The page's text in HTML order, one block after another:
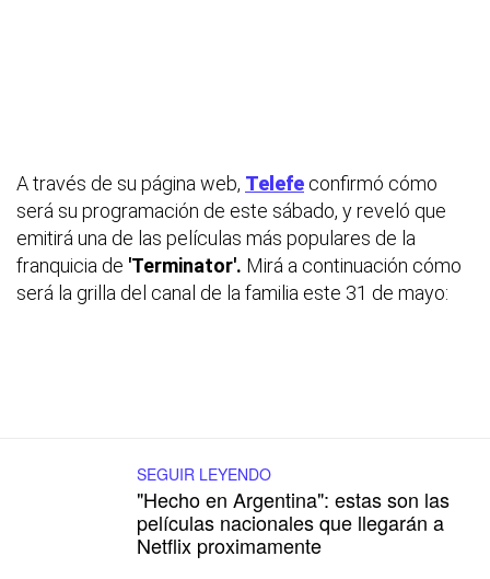
A través de su página web, Telefe confirmó cómo
será su programación de este sábado, y reveló que
emitirá una de las películas más populares de la
franquicia de 'Terminator'. Mirá a continuación cómo
será la grilla del canal de la familia este 31 de mayo:
SEGUIR LEYENDO
"Hecho en Argentina": estas son las
películas nacionales que llegarán a
Netflix proximamente